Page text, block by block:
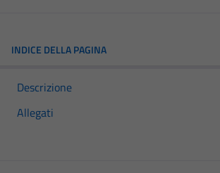
INDICE DELLA PAGINA
Descrizione
Allegati